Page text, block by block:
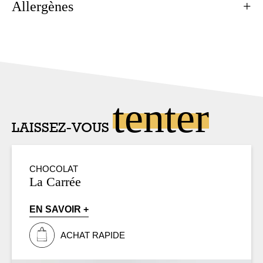
Allergènes
LAISSEZ-VOUS tenter
CHOCOLAT
La Carrée
EN SAVOIR +
ACHAT RAPIDE